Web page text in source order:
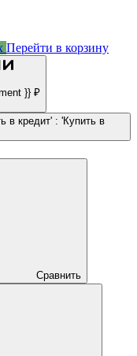
Перейти в корзину
}} ₽
в кредит' : 'Купить в
Сравнить